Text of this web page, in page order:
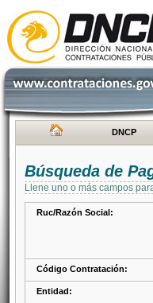
DNCP
Búsqueda de
Llene uno o más campos
Ruc/Razón Social:
Código Contratación:
Entidad: